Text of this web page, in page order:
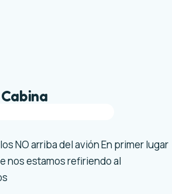
NO arriba del avión En primer lugar
nos estamos refiriendo al